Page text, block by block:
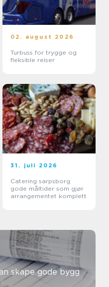
02. august 2026
Turbuss for trygge og
fleksible reiser
31. juli 2026
Catering sarpsborg
gode måltider som gjør
arrangementet komplett
skape gode bygg